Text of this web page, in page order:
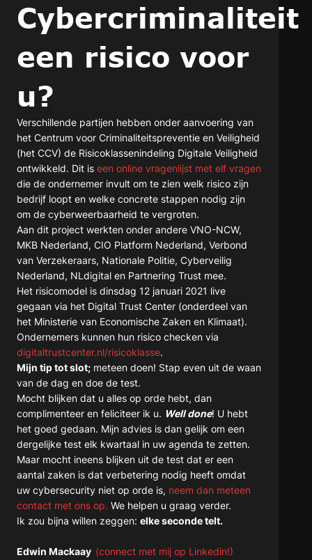
Cybercriminaliteit
een risico voor
u?
Verschillende partijen hebben onder aanvoering van
het Centrum voor Criminaliteitspreventie en Veiligheid
(het CCV) de Risicoklassenindeling Digitale Veiligheid
ontwikkeld. Dit is een online vragenlijst met elf vragen
die de ondernemer invult om te zien welk risico zijn
bedrijf loopt en welke concrete stappen nodig zijn
om de cyberweerbaarheid te vergroten.
Aan dit project werkten onder andere VNO-NCW,
MKB Nederland, CIO Platform Nederland, Verbond
van Verzekeraars, Nationale Politie, Cyberveilig
Nederland, NLdigital en Partnering Trust mee.
Het risicomodel is dinsdag 12 januari 2021 live
gegaan via het Digital Trust Center (onderdeel van
het Ministerie van Economische Zaken en Klimaat).
Ondernemers kunnen hun risico checken via
digitaltrustcenter.nl/risicoklasse.
Mijn tip tot slot; meteen doen! Stap even uit de waan
van de dag en doe de test.
Mocht blijken dat u alles op orde hebt, dan
complimenteer en feliciteer ik u. Well done! U hebt
het goed gedaan. Mijn advies is dan gelijk om een
dergelijke test elk kwartaal in uw agenda te zetten.
Maar mocht ineens blijken uit de test dat er een
aantal zaken is dat verbetering nodig heeft omdat
uw cybersecurity niet op orde is, neem dan meteen
contact met ons op. We helpen u graag verder.
Ik zou bijna willen zeggen: elke seconde telt.
Edwin Mackaay (connect met mij op Linkedin!)